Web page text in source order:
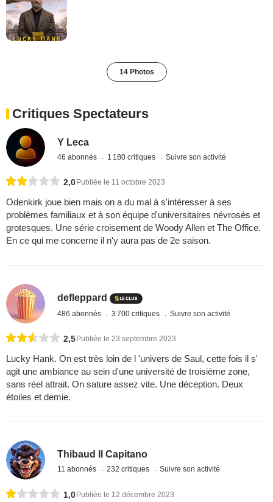
14 Photos
Critiques Spectateurs
Y Leca
46 abonnés 1 180 critiques Suivre son activité
2,0 Publiée le 11 octobre 2023
Odenkirk joue bien mais on a du mal à s'intéresser à ses
problèmes familiaux et à son équipe d'universitaires névrosés et
grotesques. Une série croisement de Woody Allen et The Office.
En ce qui me concerne il n'y aura pas de 2e saison.
defleppard
486 abonnés 3 700 critiques Suivre son activité
2,5Publiée le 23 septembre 2023
Lucky Hank. On est très loin de l 'univers de Saul, cette fois il s'
agit une ambiance au sein d'une université de troisième zone,
sans réel attrait. On sature assez vite. Une déception. Deux
étoiles et demie.
Thibaud Il Capitano
11 abonnés 232 critiques Suivre son activité
1,0Publiée le 12 décembre 2023